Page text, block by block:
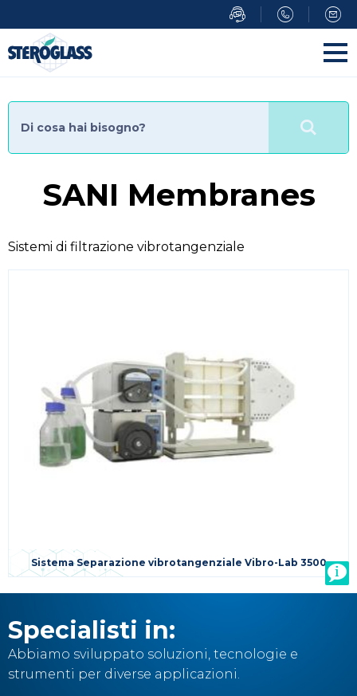
al
contenuto
principale
SANI Membranes
Sistemi di filtrazione vibrotangenziale
Sistema Separazione vibrotangenziale Vibro-Lab 3500
Specialisti in:
Abbiamo sviluppato soluzioni, tecnologie e
strumenti per diverse applicazioni.